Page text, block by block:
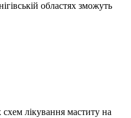
областях зможуть
схем лікування маститу на